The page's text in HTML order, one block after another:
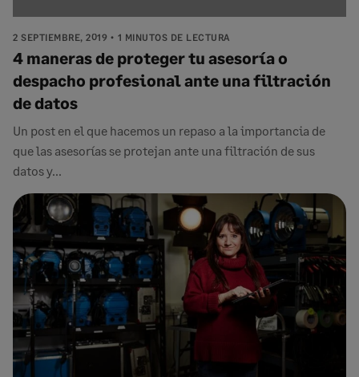
2 SEPTIEMBRE, 2019 1 MINUTOS DE LECTURA
4 maneras de proteger tu asesoría o
despacho profesional ante una filtración
de datos
Un post en el que hacemos un repaso a la importancia de
que las asesorías se protejan ante una filtración de sus
datos y...